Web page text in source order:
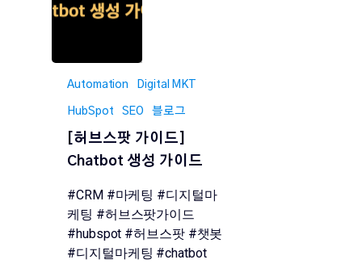
Automation Digital MKT
HubSpot SEO 블로그
[허브스팟 가이드]
Chatbot 생성 가이드
#CRM #마케팅 #디지털마
케팅 #허브스팟가이드
#hubspot #허브스팟 #챗봇
#디지털마케팅 #chatbot